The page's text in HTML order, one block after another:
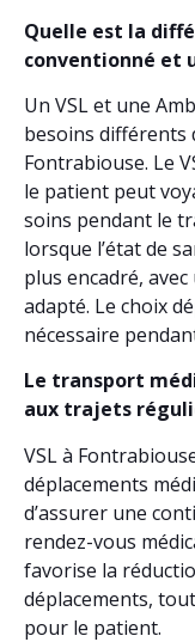
Quelle est la
conventionné et
Un VSL et une
besoins différents
Fontrabiouse. Le
le patient peut
soins pendant le
lorsque l’état de
plus encadré,
adapté. Le choix
nécessaire
Le transport
aux trajets
VSL à
déplacements
d’assurer une
rendez-vous
favorise la
déplacements,
pour le patient.